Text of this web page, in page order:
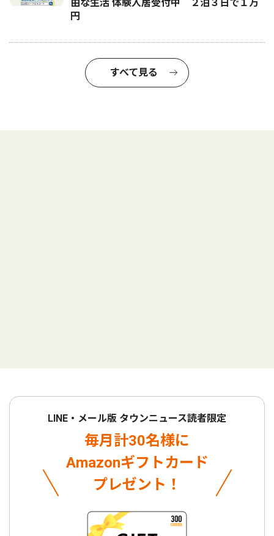
由な生活 体験入居受付中 ２泊３日で１万
円
すべて見る
LINE・メール版 タウンニュース読者限定
毎月計30名様に
Amazonギフトカード
プレゼント！